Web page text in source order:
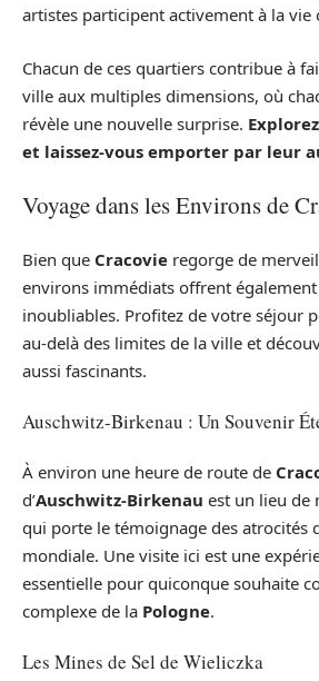
artistes participent activement à la vie
Chacun de ces quartiers contribue à
ville aux multiples dimensions, où
révèle une nouvelle surprise.
et laissez-vous emporter par leur
Voyage dans les Environs de
Bien que Cracovie regorge de
environs immédiats offrent
inoubliables. Profitez de votre séjour
au-delà des limites de la ville et
aussi fascinants.
Auschwitz-Birkenau : Un Souvenir
À environ une heure de route de
d’Auschwitz-Birkenau est un lieu de
qui porte le témoignage des atrocités
mondiale. Une visite ici est une
essentielle pour quiconque souhaite
complexe de la Pologne.
Les Mines de Sel de Wieliczka